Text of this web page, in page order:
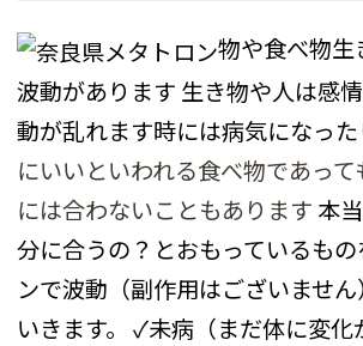
物や食べ物生
波動があります 生き物や人は感
動が乱れます時には病気になった
にいいといわれる食べ物であっ
には合わないこともあります 本
分に合うの？とおもっているも
ンで波動（副作用はございませ
いきます。 ✓未病（まだ体に変化